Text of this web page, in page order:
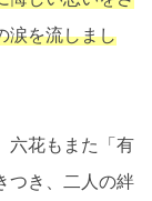
涙を流しまし
六花もまた「有
つき、二人の絆